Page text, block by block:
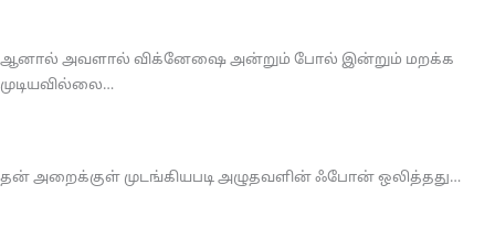
ஆனால் அவளால் விக்னேஷை அன்றும் போல் இன்றும் மறக்க
முடியவில்லை…
தன் அறைக்குள் முடங்கியபடி அழுதவளின் ஃபோன் ஒலித்தது…